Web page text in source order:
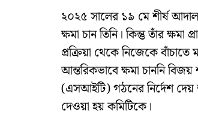
২০২৫ সালের ১৯ মে শীর্ষ
ক্ষমা চান তিনি। কিন্তু তাঁর
প্রক্রিয়া থেকে নিজেকে বাঁচাতে
আন্তরিকভাবে ক্ষমা চাননি
(এসআইটি) গঠনের নির্দেশ
দেওয়া হয় কমিটিকে।